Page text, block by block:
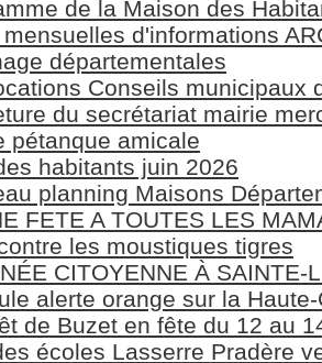
de la Maison des
d'informations
départementales
Conseils municipaux
du secrétariat mairie
pétanque amicale
habitants juin 2026
planning Maisons
FETE A TOUTES LES
les moustiques tigres
CITOYENNE À SAINTE-
alerte orange sur la
de Buzet en fête du 12 au
écoles Lasserre Pradère